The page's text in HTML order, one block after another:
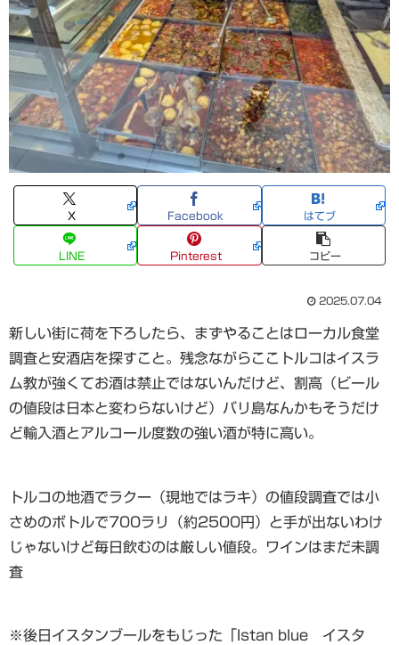
X Facebook はてブ
LINE Pinterest コピー
2025.07.04
新しい街に荷を下ろしたら、まずやることはローカル食堂
調査と安酒店を探すこと。残念ながらここトルコはイスラ
ム教が強くてお酒は禁止ではないんだけど、割高（ビール
の値段は日本と変わらないけど）バリ島なんかもそうだけ
ど輸入酒とアルコール度数の強い酒が特に高い。
トルコの地酒でラクー（現地ではラキ）の値段調査では小
さめのボトルで700ラリ（約2500円）と手が出ないわけ
じゃないけど毎日飲むのは厳しい値段。ワインはまだ未調
査
※後日イスタンブールをもじった「Istan blue イスタ